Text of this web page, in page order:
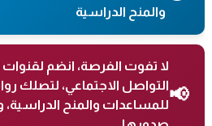
والمنح الدراسية
📢
لا تفوت الفرصة، انضم
التواصل الاجتماعي، لتصلك
للمساعدات والمنح